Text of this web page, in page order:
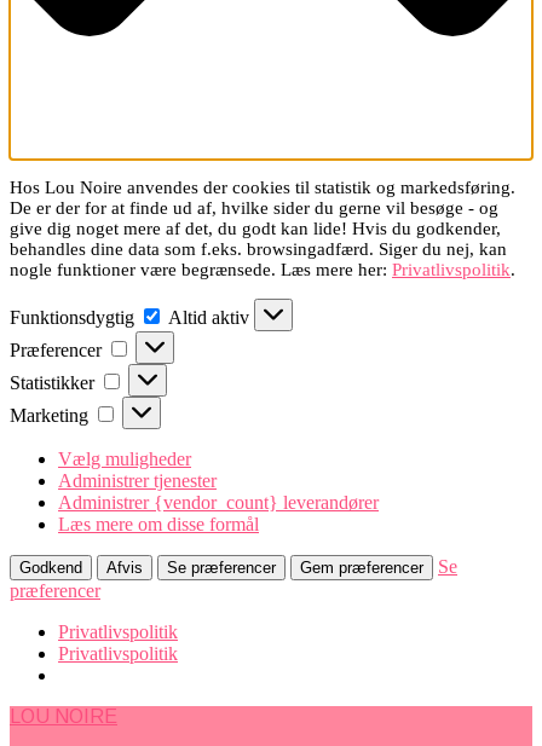
Hos Lou Noire anvendes der cookies til statistik og markedsføring.
De er der for at finde ud af, hvilke sider du gerne vil besøge - og
give dig noget mere af det, du godt kan lide! Hvis du godkender,
behandles dine data som f.eks. browsingadfærd. Siger du nej, kan
nogle funktioner være begrænsede. Læs mere her: Privatlivspolitik.
Funktionsdygtig Funktionsdygtig
Altid aktiv
Præferencer
Præferencer
Statistikker Statistikker
Marketing Marketing
Vælg muligheder
Administrer tjenester
Administrer {vendor_count} leverandører
Læs mere om disse formål
Godkend Afvis Se præferencer Gem præferencer
Se
præferencer
Privatlivspolitik
Privatlivspolitik
LOU NOIRE